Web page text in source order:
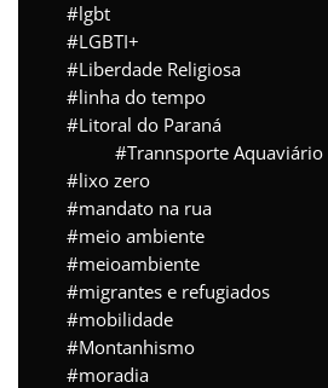
lgbt
LGBTI+
Liberdade Religiosa
linha do tempo
Litoral do Paraná
Trannsporte Aquaviário
lixo zero
mandato na rua
meio ambiente
meioambiente
migrantes e refugiados
mobilidade
Montanhismo
moradia